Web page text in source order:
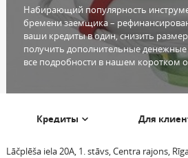
Набирающий популярность
бремени заемщика –
ваши кредиты в один, снизить
получить дополнительные денежные
все подробности в нашем коротком
Кредиты Для
Lāčplēša iela 20A, 1. stāvs, Centra rajons,